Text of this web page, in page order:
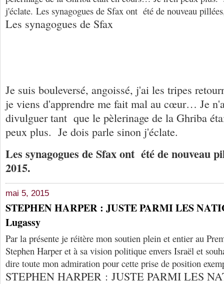
j'éclate. Les synagogues de Sfax ont été de nouveau
Les synagogues de Sfax
Je suis bouleversé, angoissé, j'ai les tripes
je viens d'apprendre me fait mal au cœur… Je
divulguer tant que le pèlerinage de la Ghriba
peux plus. Je dois parle sinon j'éclate.
Les synagogues de Sfax ont été de nouveau
2015.
mai 5, 2015
STEPHEN HARPER : JUSTE PARMI LES
Lugassy
Par la présente je réitère mon soutien plein et entier au
Stephen Harper et à sa vision politique envers Israël et
dire toute mon admiration pour cette prise de position
STEPHEN HARPER : JUSTE PARMI LES